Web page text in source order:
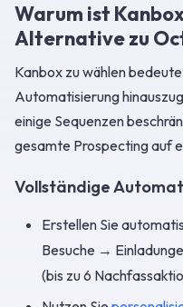
Warum ist
Alternative zu
Kanbox zu wählen
Automatisierung
einige Sequenzen
gesamte Prospecting auf
Vollständige
Erstellen Sie
Besuche →
(bis zu 6